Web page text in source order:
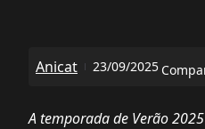
Anicat 23/09/2025
A temporada de Verão